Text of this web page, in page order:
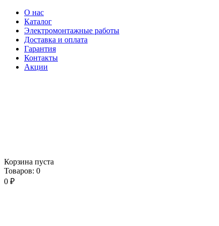
О нас
Каталог
Электромонтажные работы
Доставка и оплата
Гарантия
Контакты
Акции
Корзина пуста
Товаров: 0
0 ₽